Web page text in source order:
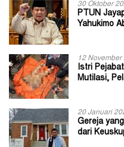
30 Oktober
PTUN
Yahukimo
12 November
Istri
Mutilasi,
20 Januari
Gereja
dari